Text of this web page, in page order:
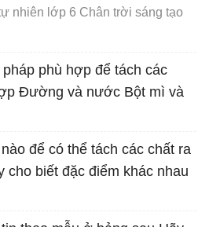
nhiên lớp 6 Chân trời sáng tạo
phù hợp để tách các
Đường và nước Bột mì và
để có thể tách các chất ra
cho biết đặc điểm khác nhau